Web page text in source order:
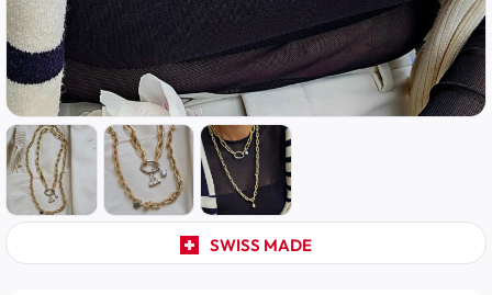
SWISS MADE